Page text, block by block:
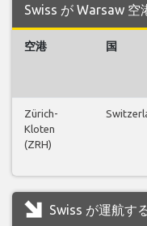
Swiss が Warsaw 空
空港 国
Zürich-
Kloten
(ZRH)
Swiss が運航す